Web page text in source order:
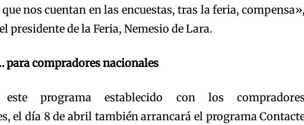
nos cuentan en las encuestas, tras la feria, compensa»,
presidente de la Feria, Nemesio de Lara.
para compradores nacionales
programa establecido con los compradores
el día 8 de abril también arrancará el programa